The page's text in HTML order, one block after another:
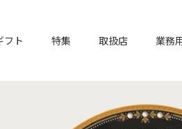
フト 特集 取扱店 業務